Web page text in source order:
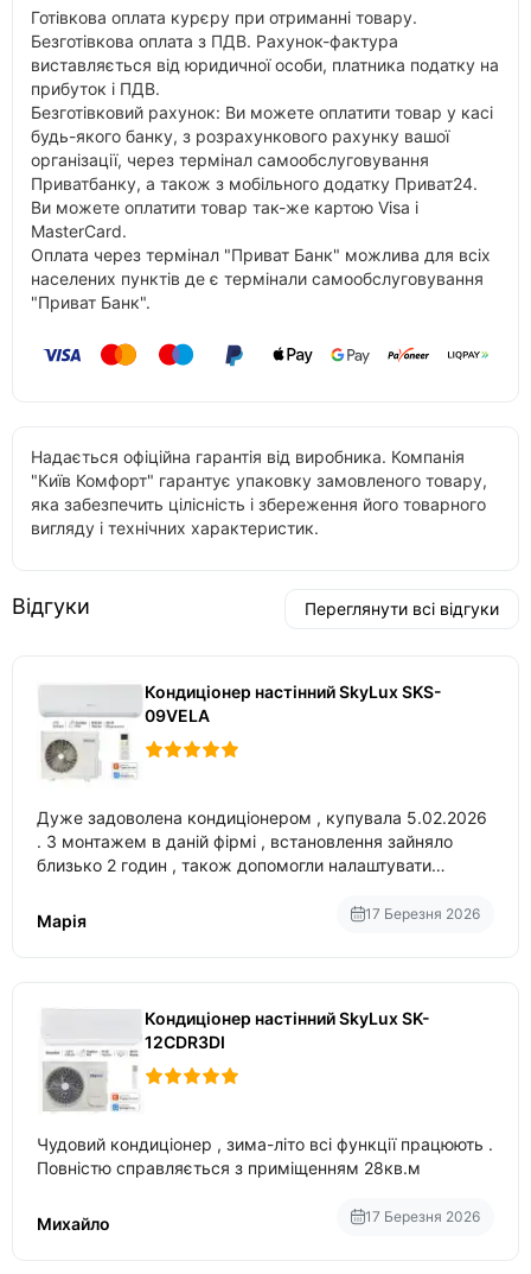
Готівкова оплата курєру при отриманні товару.
Безготівкова оплата з ПДВ. Рахунок-фактура
виставляється від юридичної особи, платника податку на
прибуток і ПДВ.
Безготівковий рахунок: Ви можете оплатити товар у касі
будь-якого банку, з розрахункового рахунку вашої
організації, через термінал самообслуговування
Приватбанку, а також з мобільного додатку Приват24.
Ви можете оплатити товар так-же картою Visa і
MasterCard.
Оплата через термінал "Приват Банк" можлива для всіх
населених пунктів де є термінали самообслуговування
"Приват Банк".
Надається офіційна гарантія від виробника. Компанія
"Київ Комфорт" гарантує упаковку замовленого товару,
яка забезпечить цілісність і збереження його товарного
вигляду і технічних характеристик.
Відгуки Переглянути всі відгуки
Кондиціонер настінний SkyLux SKS-
09VELA
Дуже задоволена кондиціонером , купувала 5.02.2026
. З монтажем в даній фірмі , встановлення зайняло
близько 2 годин , також допомогли налаштувати
Марія
17 Березня 2026
Кондиціонер настінний SkyLux SK-
12CDR3DI
Чудовий кондиціонер , зима-літо всі функції працюють .
Повністю справляється з приміщенням 28кв.м
Михайло 17 Березня 2026